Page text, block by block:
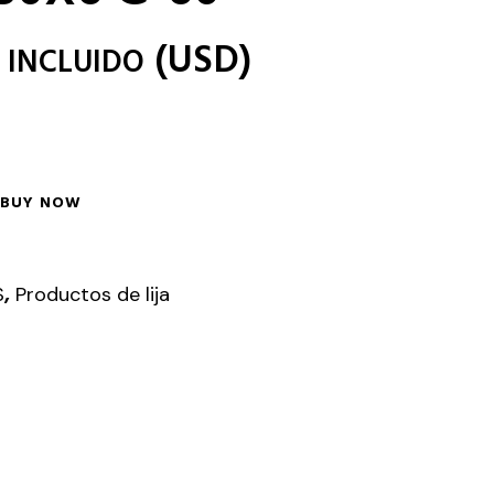
(USD)
BUY NOW
, Productos de lija